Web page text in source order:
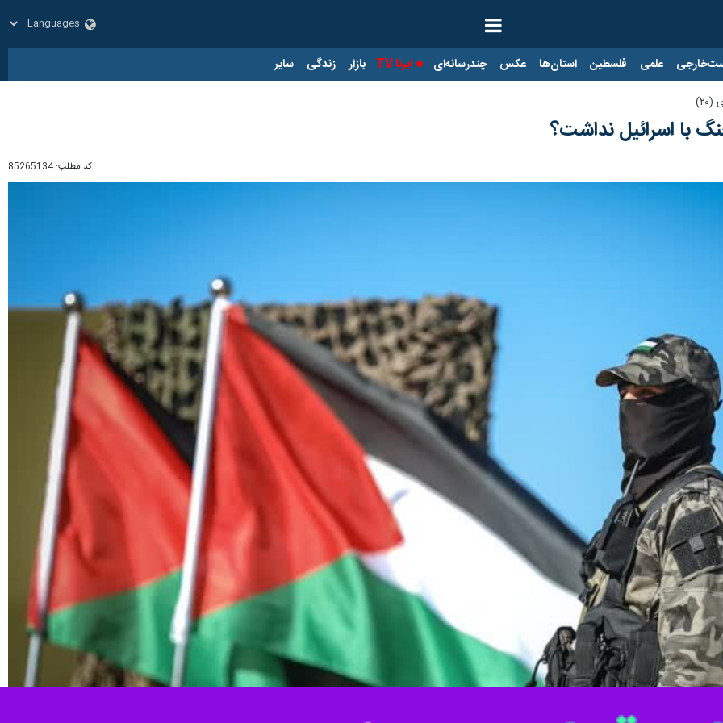
علمی فلسطین استان‌ها عکس چندرسانه‌ای ایرنا TV بازار زندگی سایر
با اسرائیل نداشت؟
کد مطلب: 85265134